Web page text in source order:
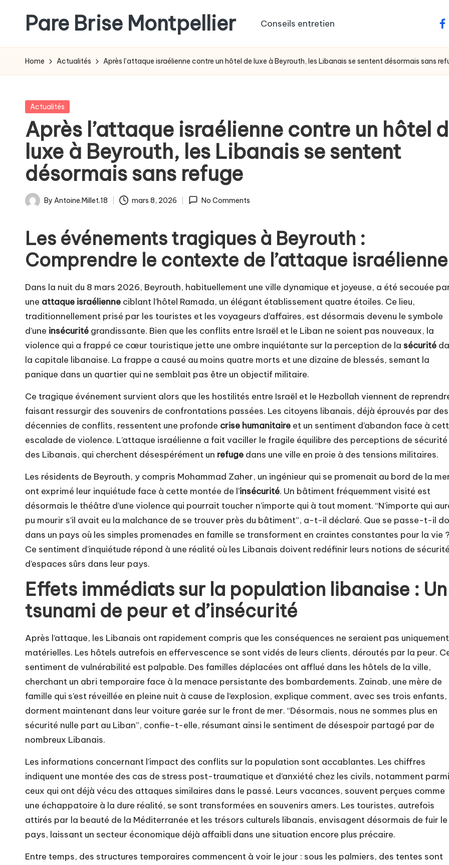
content
Pare Brise Montpellier Conseils entretien
Home Actualités Après l’attaque israélienne contre un hôtel de luxe à Beyrouth, les Libanais se sentent désormais sans
Posted
Actualités
Après l’attaque israélienne contre un hôtel
luxe à Beyrouth, les Libanais se sentent
désormais sans refuge
Posted
By Antoine.Millet.18 mars 8, 2026 No Comments
Les événements tragiques à Beyrouth :
Comprendre le contexte de l’attaque israélienne
Dans la nuit du 8 mars 2026, Beyrouth, habituellement une ville dynamique et joyeuse, a été secouée
une attaque israélienne ciblant l’hôtel Ramada, un élégant établissement quatre étoiles. Ce lieu,
traditionnellement prisé par les touristes et les voyageurs d’affaires, est désormais devenu le symbole
d’une insécurité grandissante. Bien que les conflits entre Israël et le Liban ne soient pas nouveaux, la
violence qui a frappé ce cœur touristique jette une ombre inquiétante sur la perception de la sécurité
la capitale libanaise. La frappe a causé au moins quatre morts et une dizaine de blessés, semant la
panique dans un quartier qui ne semblait pas être un objectif militaire.
Ce tragique événement survient alors que les hostilités entre Israël et le Hezbollah viennent de
faisant ressurgir des souvenirs de confrontations passées. Les citoyens libanais, déjà éprouvés par des
décennies de conflits, ressentent une profonde crise humanitaire et un sentiment d’abandon face à
escalade de violence. L’attaque israélienne a fait vaciller le fragile équilibre des perceptions de sécurité
des Libanais, qui cherchent désespérément un refuge dans une ville en proie à des tensions militaires.
Les résidents de Beyrouth, y compris Mohammad Zaher, un ingénieur qui se promenait au bord de la
ont exprimé leur inquiétude face à cette montée de l’insécurité. Un bâtiment fréquemment visité est
désormais le théâtre d’une violence qui pourrait toucher n’importe qui à tout moment. “N’importe qui
pu mourir s’il avait eu la malchance de se trouver près du bâtiment”, a-t-il déclaré. Que se passe-t-il
dans un pays où les simples promenades en famille se transforment en craintes constantes pour la vie
Ce sentiment d’inquiétude répond à une réalité où les Libanais doivent redéfinir leurs notions de
d’espaces sûrs dans leur pays.
Effets immédiats sur la population libanaise : Un
tsunami de peur et d’insécurité
Après l’attaque, les Libanais ont rapidement compris que les conséquences ne seraient pas uniquement
matérielles. Les hôtels autrefois en effervescence se sont vidés de leurs clients, déroutés par la peur.
sentiment de vulnérabilité est palpable. Des familles déplacées ont afflué dans les hôtels de la ville,
cherchant un abri temporaire face à la menace persistante des bombardements. Zainab, une mère de
famille qui s’est réveillée en pleine nuit à cause de l’explosion, explique comment, avec ses trois enfants,
dorment maintenant dans leur voiture garée sur le front de mer. “Désormais, nous ne sommes plus en
sécurité nulle part au Liban”, confie-t-elle, résumant ainsi le sentiment de désespoir partagé par de
nombreux Libanais.
Les informations concernant l’impact des conflits sur la population sont accablantes. Les chiffres
indiquent une montée des cas de stress post-traumatique et d’anxiété chez les civils, notamment parmi
ceux qui ont déjà vécu des attaques similaires dans le passé. Leurs vacances, souvent perçues comme
une échappatoire à la dure réalité, se sont transformées en souvenirs amers. Les touristes, autrefois
attirés par la beauté de la Méditerranée et les trésors culturels libanais, envisagent désormais de fuir le
pays, laissant un secteur économique déjà affaibli dans une situation encore plus précaire.
Entre temps, des structures temporaires commencent à voir le jour : sous les palmiers, des tentes sont